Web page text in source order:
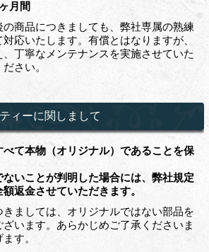
月間
の商品につきましても、弊社専属の熟練
応いたします。有償とはなりますが、
丁寧なメンテナンスを実施させていた
さい。
ィーに関しまして
て本物（オリジナル）であることを保
いことが判明した場合には、弊社規定
返金させていただきます。
ましては、オリジナルではない部品を
います。あらかじめご了承くださいま
す。